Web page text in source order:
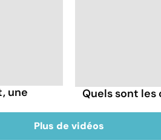
une
Quels sont les
Plus de vidéos